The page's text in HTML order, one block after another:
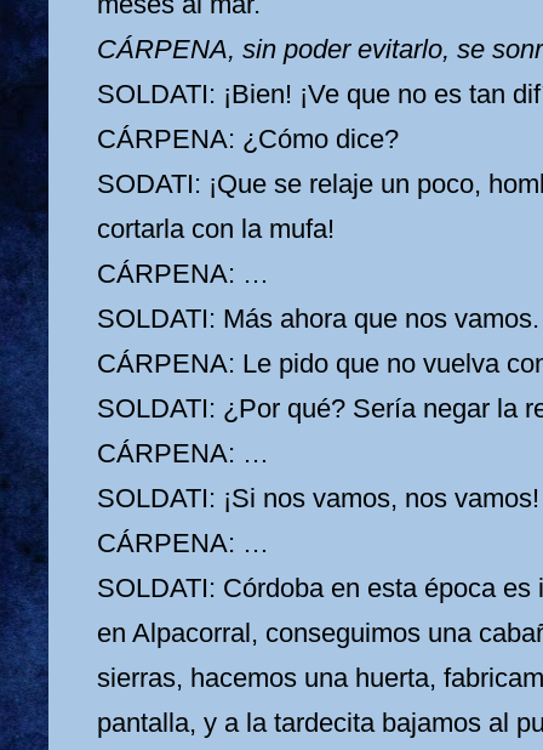
CÁRPENA, sin poder evitarlo, se
SOLDATI: ¡Bien! ¡Ve que no es tan
CÁRPENA: ¿Cómo dice?
SODATI: ¡Que se relaje un poco,
cortarla con la mufa!
CÁRPENA: …
SOLDATI: Más ahora que nos vamos.
CÁRPENA: Le pido que no vuelva
SOLDATI: ¿Por qué? Sería negar la
CÁRPENA: …
SOLDATI: ¡Si nos vamos, nos vamos!
CÁRPENA: …
SOLDATI: Córdoba en esta época
en Alpacorral, conseguimos una
sierras, hacemos una huerta,
pantalla, y a la tardecita bajamos al